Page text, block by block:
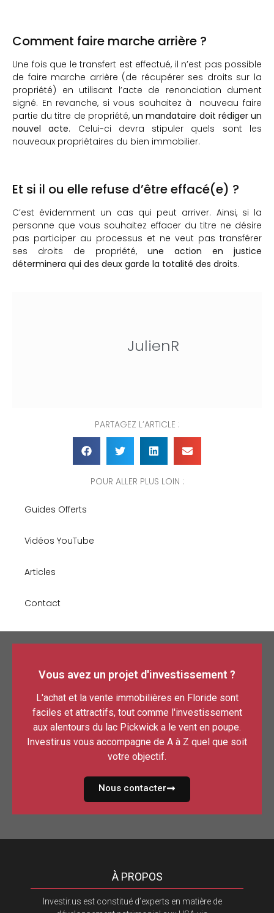
Comment faire marche arrière ?
Une fois que le transfert est effectué, il n’est pas possible
de faire marche arrière (de récupérer ses droits sur la
propriété) en utilisant l’acte de renonciation dument
signé. En revanche, si vous souhaitez à nouveau faire
partie du titre de propriété,un mandataire doit rédiger un
nouvel acte. Celui-ci devra stipuler quels sont les
nouveaux propriétaires du bien immobilier.
Et si il ou elle refuse d’être effacé(e) ?
C’est évidemment un cas qui peut arriver. Ainsi, si la
personne que vous souhaitez effacer du titre ne désire
pas participer au processus et ne veut pas transférer
ses droits de propriété, une action en justice
déterminera qui des deux garde la totalité des droits.
JulienR
PARTAGEZ L’ARTICLE :
POUR ALLER PLUS LOIN :
Guides Offerts
Vidéos YouTube
Articles
Contact
Vous avez un projet d'investissement ?
L'achat et la vente immobilières en Floride sont
faciles et attractifs, tout comme l'investissement
aux alentours du lac Pickwick a le vent en poupe.
Investir.us vous accompagne de A à Z quel que soit
votre objectif.
Nous contacter
À PROPOS
Investir.us est constitué d’experts en matière de